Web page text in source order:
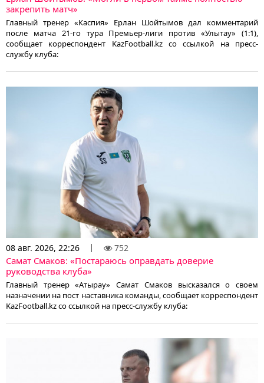
закрепить матч»
Главный тренер «Каспия» Ерлан Шойтымов дал комментарий
после матча 21-го тура Премьер-лиги против «Улытау» (1:1),
сообщает корреспондент KazFootball.kz со ссылкой на пресс-
службу клуба:
08 авг. 2026, 22:26 752
Самат Смаков: «Постараюсь оправдать доверие
руководства клуба»
Главный тренер «Атырау» Самат Смаков высказался о своем
назначении на пост наставника команды, сообщает корреспондент
KazFootball.kz со ссылкой на пресс-службу клуба: